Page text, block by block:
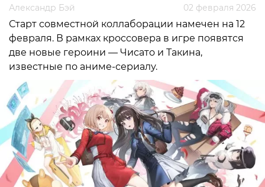
Александр Бэй 02 февраля 2026
Старт совместной коллаборации намечен на 12
февраля. В рамках кроссовера в игре появятся
две новые героини — Чисато и Такина,
известные по аниме-сериалу.